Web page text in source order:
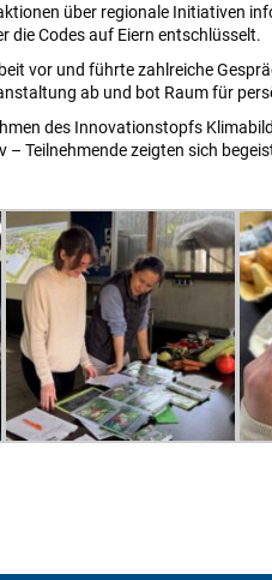
über regionale Initiativen
die Codes auf Eiern entschlüsselt.
vor und führte zahlreiche
ab und bot Raum für
des Innovationstopfs
Teilnehmende zeigten sich